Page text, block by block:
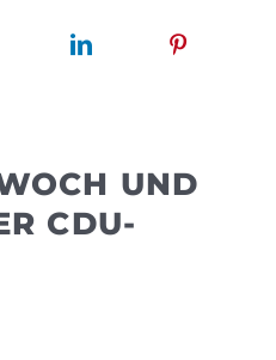
UND
CDU-